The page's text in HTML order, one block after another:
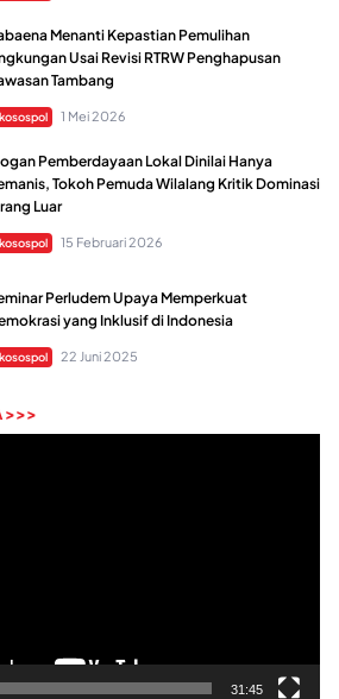
Menanti Kepastian Pemulihan
Usai Revisi RTRW Penghapusan
Tambang
1 Mei 2026
Pemberdayaan Lokal Dinilai Hanya
Tokoh Pemuda Wilalang Kritik Dominasi
Luar
15 Februari 2026
Perludem Upaya Memperkuat
yang Inklusif di Indonesia
22 Juni 2025
>>>
31:45